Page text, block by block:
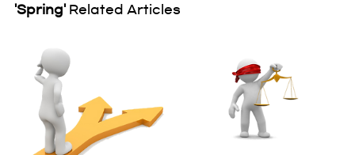
'Spring' Related Articles